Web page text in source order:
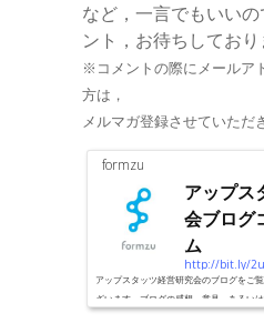
など，一言でもいい
ント，お待ちしており
※コメントの際にメールア
方は，
メルマガ登録させていただ
formzu
アップス
会ブログ
ム
http://bit.ly/
アップスタッツ経営研究会のブログをご
ざいます。ブログの感想，意見，あるい